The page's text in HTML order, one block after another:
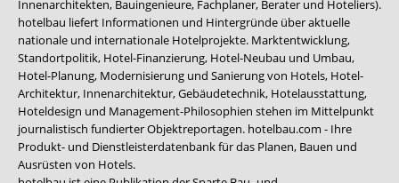
Innenarchitekten, Bauingenieure, Fachplaner, Berater und Hoteliers).
hotelbau liefert Informationen und Hintergründe über aktuelle
nationale und internationale Hotelprojekte. Marktentwicklung,
Standortpolitik, Hotel-Finanzierung, Hotel-Neubau und Umbau,
Hotel-Planung, Modernisierung und Sanierung von Hotels, Hotel-
Architektur, Innenarchitektur, Gebäudetechnik, Hotelausstattung,
Hoteldesign und Management-Philosophien stehen im Mittelpunkt
journalistisch fundierter Objektreportagen. hotelbau.com - Ihre
Produkt- und Dienstleisterdatenbank für das Planen, Bauen und
Ausrüsten von Hotels.